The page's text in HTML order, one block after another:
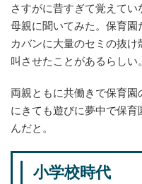
さすがに昔すぎて覚えて
母親に聞いてみた。保育
カバンに大量のセミの抜
叫させたことがあるらしい。
両親ともに共働きで保育園
にきても遊びに夢中で保
んだと。
小学校時代